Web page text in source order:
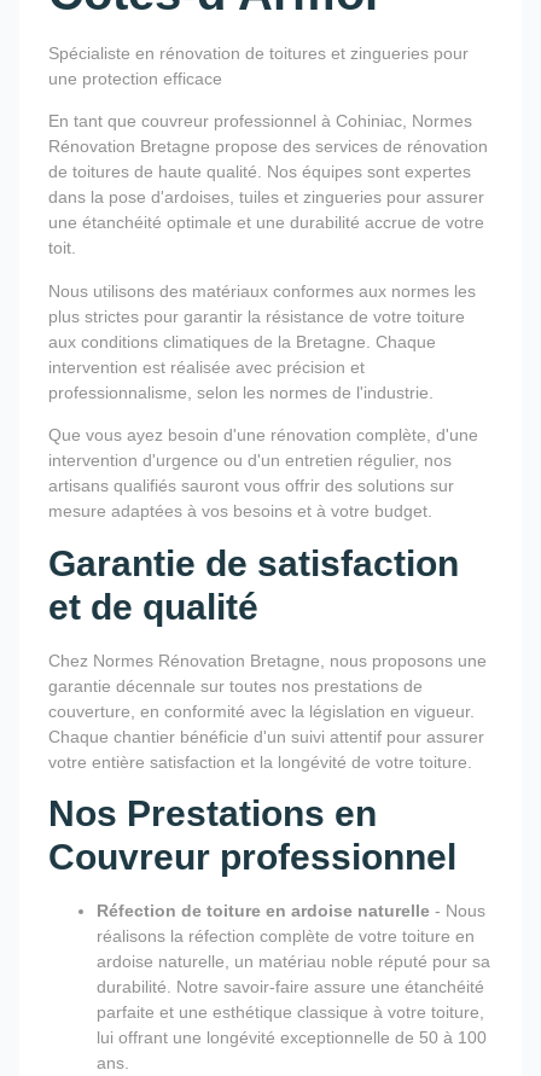
Spécialiste en rénovation de toitures et zingueries pour
une protection efficace
En tant que couvreur professionnel à Cohiniac, Normes
Rénovation Bretagne propose des services de rénovation
de toitures de haute qualité. Nos équipes sont expertes
dans la pose d'ardoises, tuiles et zingueries pour assurer
une étanchéité optimale et une durabilité accrue de votre
toit.
Nous utilisons des matériaux conformes aux normes les
plus strictes pour garantir la résistance de votre toiture
aux conditions climatiques de la Bretagne. Chaque
intervention est réalisée avec précision et
professionnalisme, selon les normes de l'industrie.
Que vous ayez besoin d'une rénovation complète, d'une
intervention d'urgence ou d'un entretien régulier, nos
artisans qualifiés sauront vous offrir des solutions sur
mesure adaptées à vos besoins et à votre budget.
Garantie de satisfaction
et de qualité
Chez Normes Rénovation Bretagne, nous proposons une
garantie décennale sur toutes nos prestations de
couverture, en conformité avec la législation en vigueur.
Chaque chantier bénéficie d'un suivi attentif pour assurer
votre entière satisfaction et la longévité de votre toiture.
Nos Prestations en
Couvreur professionnel
Réfection de toiture en ardoise naturelle - Nous
réalisons la réfection complète de votre toiture en
ardoise naturelle, un matériau noble réputé pour sa
durabilité. Notre savoir-faire assure une étanchéité
parfaite et une esthétique classique à votre toiture,
lui offrant une longévité exceptionnelle de 50 à 100
ans.